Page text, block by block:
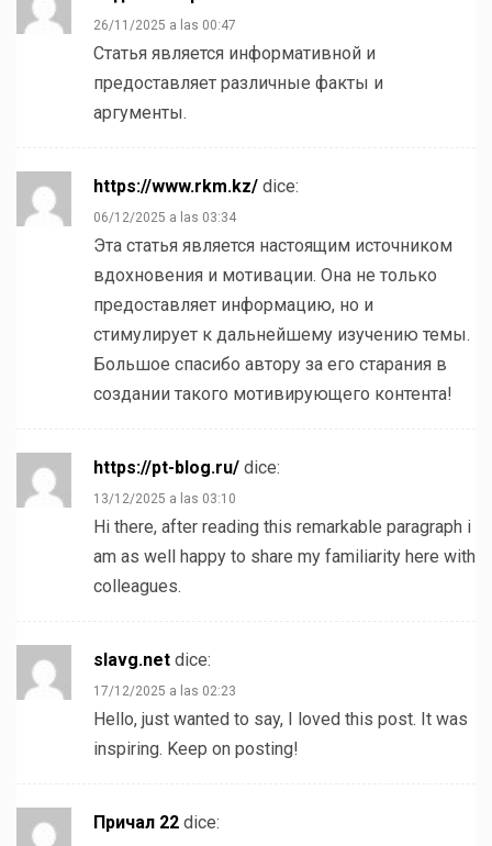
26/11/2025 a las 00:47
Статья является информативной и
предоставляет различные факты и
аргументы.
https://www.rkm.kz/ dice:
06/12/2025 a las 03:34
Эта статья является настоящим источником
вдохновения и мотивации. Она не только
предоставляет информацию, но и
стимулирует к дальнейшему изучению темы.
Большое спасибо автору за его старания в
создании такого мотивирующего контента!
https://pt-blog.ru/ dice:
13/12/2025 a las 03:10
Hi there, after reading this remarkable paragraph i
am as well happy to share my familiarity here with
colleagues.
slavg.net dice:
17/12/2025 a las 02:23
Hello, just wanted to say, I loved this post. It was
inspiring. Keep on posting!
Причал 22 dice: